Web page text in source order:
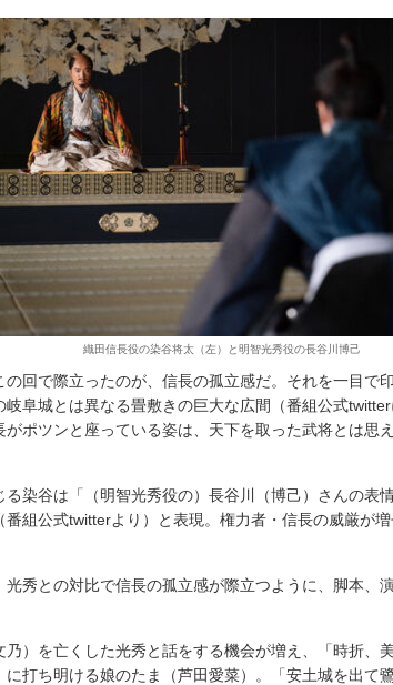
織田信長役の染谷将太（左）と明智光秀役の長谷川博己
回で際立ったのが、信長の孤立感だ。それを一目で
岐阜城とは異なる畳敷きの巨大な広間（番組公式
がポツンと座っている姿は、天下を取った武将とは思
染谷は「（明智光秀役の）長谷川（博己）さんの表
番組公式twitterより）と表現。権力者・信長の威厳が
秀との対比で信長の孤立感が際立つように、脚本、
）を亡くした光秀と話をする機会が増え、「時折、
に打ち明ける娘のたま（芦田愛菜）。「安土城を出て